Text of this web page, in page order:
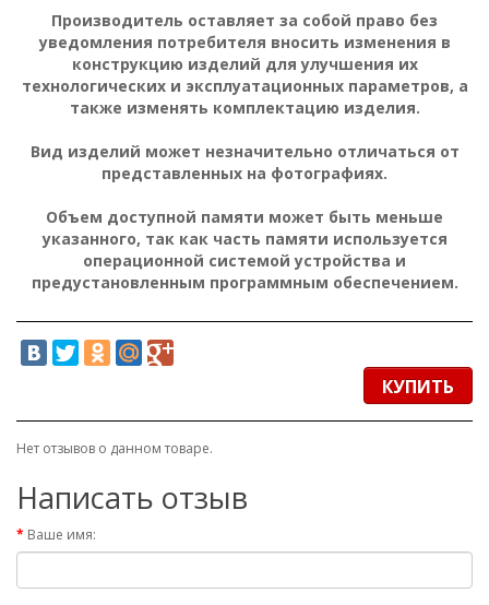
Производитель оставляет за собой право без
уведомления потребителя вносить изменения в
конструкцию изделий для улучшения их
технологических и эксплуатационных параметров, а
также изменять комплектацию изделия.
Вид изделий может незначительно отличаться от
представленных на фотографиях.
Объем доступной памяти может быть меньше
указанного, так как часть памяти используется
операционной системой устройства и
предустановленным программным обеспечением.
КУПИТЬ
Нет отзывов о данном товаре.
Написать отзыв
Ваше имя: